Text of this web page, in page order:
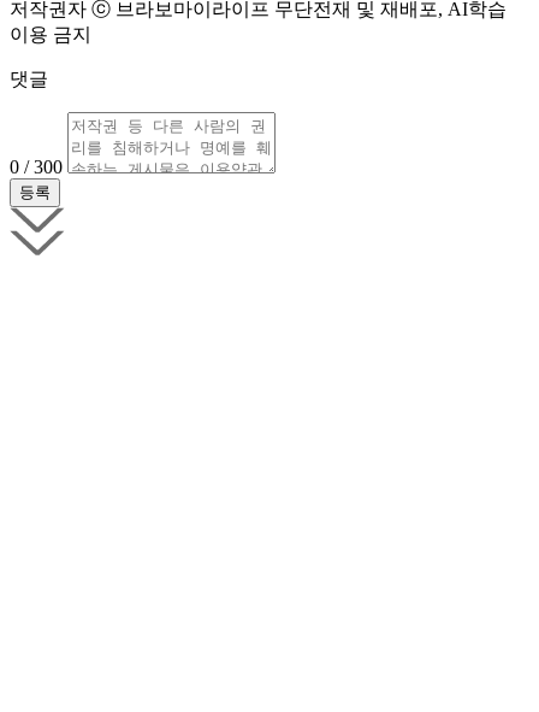
저작권자 ⓒ 브라보마이라이프 무단전재 및 재배포, AI학습
이용 금지
댓글
0 / 300